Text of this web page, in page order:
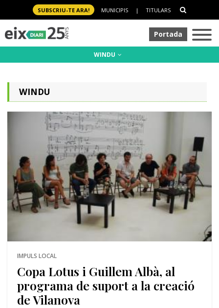
SUBSCRIU-TE ARA! MUNICIPIS | TITULARS
Portada
WINDU
WINDU
IMPULS LOCAL
Copa Lotus i Guillem Albà, al
programa de suport a la creació
de Vilanova